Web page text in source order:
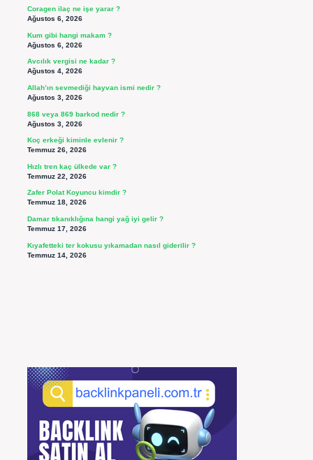
Coragen ilaç ne işe yarar ?
Ağustos 6, 2026
Kum gibi hangi makam ?
Ağustos 6, 2026
Avcılık vergisi ne kadar ?
Ağustos 4, 2026
Allah’ın sevmediği hayvan ismi nedir ?
Ağustos 3, 2026
868 veya 869 barkod nedir ?
Ağustos 3, 2026
Koç erkeği kiminle evlenir ?
Temmuz 26, 2026
Hızlı tren kaç ülkede var ?
Temmuz 22, 2026
Zafer Polat Koyuncu kimdir ?
Temmuz 18, 2026
Damar tıkanıklığına hangi yağ iyi gelir ?
Temmuz 17, 2026
Kıyafetteki ter kokusu yıkamadan nasıl giderilir ?
Temmuz 14, 2026